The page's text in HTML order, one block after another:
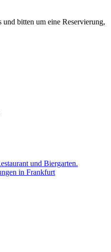
bitten um eine Reservierung,